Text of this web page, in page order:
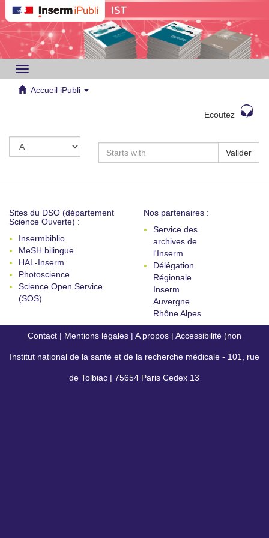
Toggle
navigation
Accueil iPubli
Ecoutez
Valider
Sites du DSO (département
Science Ouverte) :
Insermbiblio
MeSH bilingue
HAL-Inserm
Photoscience
Science Open Service
(SOS)
Nos partenaires :
Service des
archives de
l'Inserm
Délégation
Régionale
Inserm
Auvergne
Rhône Alpes
Contact | Mentions légales | A propos | Accessibilité (non
conforme)
Institut national de la santé et de la recherche médicale - 101, rue
de Tolbiac | 75654 Paris Cedex 13